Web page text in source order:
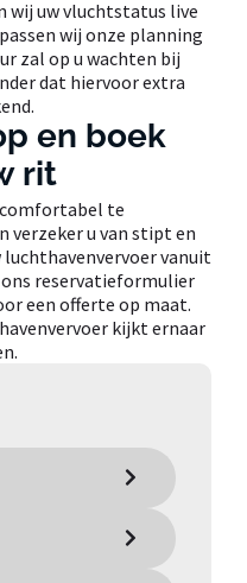
wij uw vluchtstatus live
wij onze planning
zal op u wachten bij
dat hiervoor extra
en boek
rit
te
verzeker u van stipt en
luchthavenvervoer vanuit
ons reservatieformulier
een offerte op maat.
kijkt ernaar